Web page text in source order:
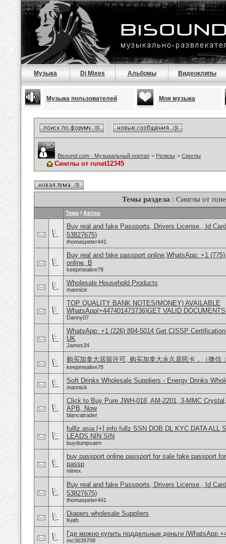
Музыка Dj Mixes Альбомы Видеоклипы
Музыка пользователей Моя музыка
Bisound.com - Музыкальный портал > Релизы > Синглы
Синглы от runet12345
Темы раздела : Синглы от
Тема / Автор
Buy real and fake Passports, Drivers License , Id
53827675)
thomaspeter441
Buy real and fake passport online,WhatsApp: +1
online, B
keepmealive78
Wholesale Household Products
mannick
TOP QUALITY BANK NOTES(MONEY) AVAILABLE
WhatsApp(+447401473736)GET VALID
Danny07
WhatsApp: +1 (226) 894-5014​ Get CISSP
UK
James34
购买加拿大居留许可, 购买加拿大永久居民卡，（微信
keepmealive78
Soft Drinks Wholesale Suppliers - Energy Drinks
mannick
Click to Buy Pure JWH-018, AM-2201, 3-MMC
APB, Now
blancatrader
fulllz.asia [+] info fullz SSN DOB DL KYC DATA ALL
LEADS NIN SIN
buydumpsatm
buy passport online passport for sale fake passport
passp
minex
Buy real and fake Passports, Drivers License , Id
53827675)
thomaspeter441
Diapers wholesale Suppliers
Keith
Где можно купить поддельные деньги (WhatsApp
mc3639708